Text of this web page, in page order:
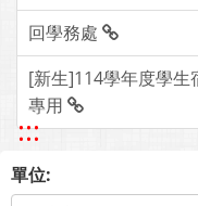
回學務處
[新生]114學年度學生
專用
:::
單位: